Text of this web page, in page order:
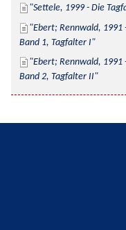
Settele, 1999 - Die
Ebert; Rennwald, 1991
Band 1, Tagfalter I
Ebert; Rennwald, 1991
Band 2, Tagfalter II